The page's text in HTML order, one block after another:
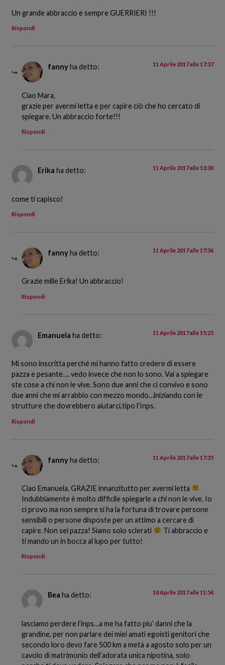
Un grande abbraccio e sempre GUERRIERI !!!
Rispondi
fanny ha detto: 11 Aprile 2017 alle 17:37
Ciao Mara,
grazie per avermi letta e per capire ciò che ho cercato di
spiegare. Un abbraccio forte!!!
Rispondi
Erika ha detto: 11 Aprile 2017 alle 13:30
come ti capisco!
Rispondi
fanny ha detto: 11 Aprile 2017 alle 17:36
Grazie mille Erika! Un abbraccio!
Rispondi
Emanuela ha detto: 11 Aprile 2017 alle 15:25
Mi sono inscritta perché mi hanno fatto credere di essere
pazza e pesante…. vedo invece che non lo sono. Vai a spiegare
ste cose a chi non le vive. Sono due anni che ci convivo e sono
due anni che mi arrabbio con mezzo mondo…iniziando con le
strutture che dovrebbero aiutarci,tipo l’Inps.
Rispondi
fanny ha detto: 11 Aprile 2017 alle 17:35
Ciao Emanuela. GRAZIE innanzitutto per avermi letta
Indubbiamente è molto difficile spiegarle a chi non le vive. Io
ci provo ma non sempre si ha la fortuna di trovare persone
sensibili o persone disposte per un attimo a cercare di
capire. Non sei pazza! Siamo solo sclerati
Ti abbraccio e
ti mando un in bocca al lupo per tutto!
Rispondi
Bea ha detto: 18 Aprile 2017 alle 11:54
lasciamo perdere l’inps…a me ha fatto piu’ danni che la
grandine, per non parlare dei miei amati egoisti genitori che
secondo loro devo fare 500 km a metà a agosto solo per un
cavolo di matrimonio dell’adorata unica nipotina, solo